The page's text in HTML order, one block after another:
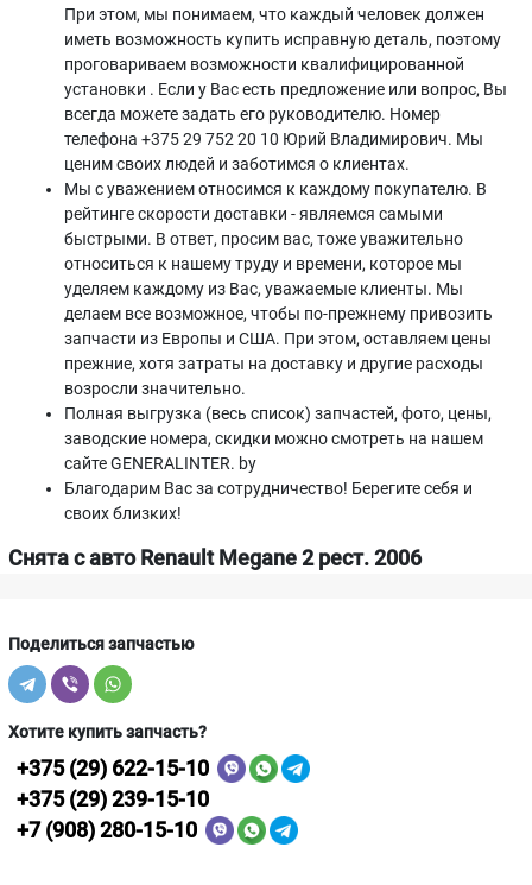
При этом, мы понимаем, что каждый человек должен
иметь возможность купить исправную деталь, поэтому
проговариваем возможности квалифицированной
установки . Если у Вас есть предложение или вопрос, Вы
всегда можете задать его руководителю. Номер
телефона +375 29 752 20 10 Юрий Владимирович. Мы
ценим своих людей и заботимся о клиентах.
Мы с уважением относимся к каждому покупателю. В
рейтинге скорости доставки - являемся самыми
быстрыми. В ответ, просим вас, тоже уважительно
относиться к нашему труду и времени, которое мы
уделяем каждому из Вас, уважаемые клиенты. Мы
делаем все возможное, чтобы по-прежнему привозить
запчасти из Европы и США. При этом, оставляем цены
прежние, хотя затраты на доставку и другие расходы
возросли значительно.
Полная выгрузка (весь список) запчастей, фото, цены,
заводские номера, скидки можно смотреть на нашем
сайте GENERALINTER. by
Благодарим Вас за сотрудничество! Берегите себя и
своих близких!
Снята с авто Renault Megane 2 рест. 2006
Поделиться запчастью
Хотите купить запчасть?
+375 (29) 622-15-10
+375 (29) 239-15-10
+7 (908) 280-15-10